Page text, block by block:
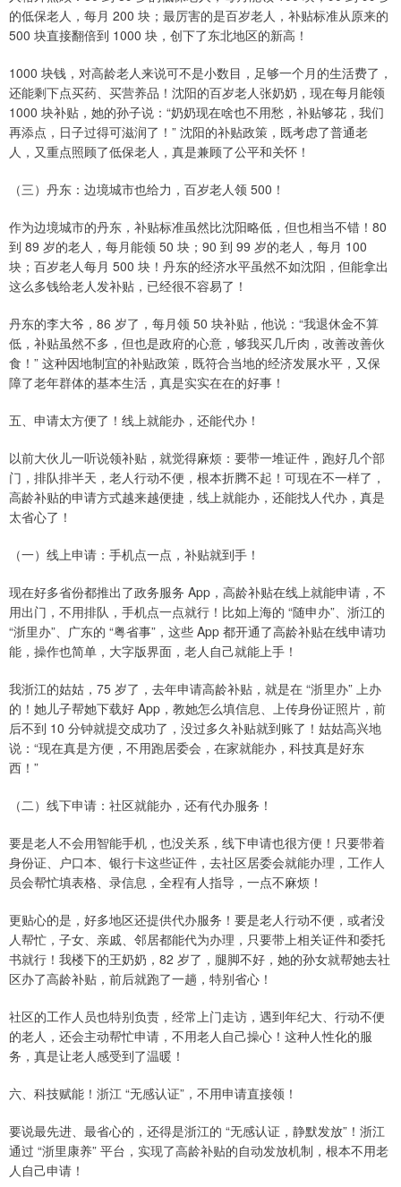
的低保老人，每月 200 块；最厉害的是百岁老人，补贴标准从原来的
500 块直接翻倍到 1000 块，创下了东北地区的新高！
1000 块钱，对高龄老人来说可不是小数目，足够一个月的生活费了，
还能剩下点买药、买营养品！沈阳的百岁老人张奶奶，现在每月能领
1000 块补贴，她的孙子说：“奶奶现在啥也不用愁，补贴够花，我们
再添点，日子过得可滋润了！” 沈阳的补贴政策，既考虑了普通老
人，又重点照顾了低保老人，真是兼顾了公平和关怀！
（三）丹东：边境城市也给力，百岁老人领 500！
作为边境城市的丹东，补贴标准虽然比沈阳略低，但也相当不错！80
到 89 岁的老人，每月能领 50 块；90 到 99 岁的老人，每月 100
块；百岁老人每月 500 块！丹东的经济水平虽然不如沈阳，但能拿出
这么多钱给老人发补贴，已经很不容易了！
丹东的李大爷，86 岁了，每月领 50 块补贴，他说：“我退休金不算
低，补贴虽然不多，但也是政府的心意，够我买几斤肉，改善改善伙
食！” 这种因地制宜的补贴政策，既符合当地的经济发展水平，又保
障了老年群体的基本生活，真是实实在在的好事！
五、申请太方便了！线上就能办，还能代办！
以前大伙儿一听说领补贴，就觉得麻烦：要带一堆证件，跑好几个部
门，排队排半天，老人行动不便，根本折腾不起！可现在不一样了，
高龄补贴的申请方式越来越便捷，线上就能办，还能找人代办，真是
太省心了！
（一）线上申请：手机点一点，补贴就到手！
现在好多省份都推出了政务服务 App，高龄补贴在线上就能申请，不
用出门，不用排队，手机点一点就行！比如上海的 “随申办”、浙江的
“浙里办”、广东的 “粤省事”，这些 App 都开通了高龄补贴在线申请功
能，操作也简单，大字版界面，老人自己就能上手！
我浙江的姑姑，75 岁了，去年申请高龄补贴，就是在 “浙里办” 上办
的！她儿子帮她下载好 App，教她怎么填信息、上传身份证照片，前
后不到 10 分钟就提交成功了，没过多久补贴就到账了！姑姑高兴地
说：“现在真是方便，不用跑居委会，在家就能办，科技真是好东
西！”
（二）线下申请：社区就能办，还有代办服务！
要是老人不会用智能手机，也没关系，线下申请也很方便！只要带着
身份证、户口本、银行卡这些证件，去社区居委会就能办理，工作人
员会帮忙填表格、录信息，全程有人指导，一点不麻烦！
更贴心的是，好多地区还提供代办服务！要是老人行动不便，或者没
人帮忙，子女、亲戚、邻居都能代为办理，只要带上相关证件和委托
书就行！我楼下的王奶奶，82 岁了，腿脚不好，她的孙女就帮她去社
区办了高龄补贴，前后就跑了一趟，特别省心！
社区的工作人员也特别负责，经常上门走访，遇到年纪大、行动不便
的老人，还会主动帮忙申请，不用老人自己操心！这种人性化的服
务，真是让老人感受到了温暖！
六、科技赋能！浙江 “无感认证”，不用申请直接领！
要说最先进、最省心的，还得是浙江的 “无感认证，静默发放”！浙江
通过 “浙里康养” 平台，实现了高龄补贴的自动发放机制，根本不用老
人自己申请！